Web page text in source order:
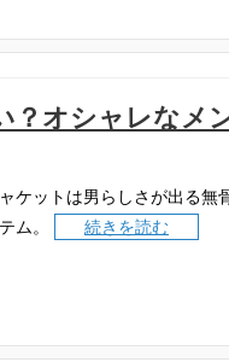
？オシャレなメ
ケットは男らしさが出る
ム。
続きを読む